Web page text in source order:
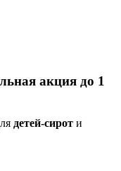
акция до 1
детей-сирот и